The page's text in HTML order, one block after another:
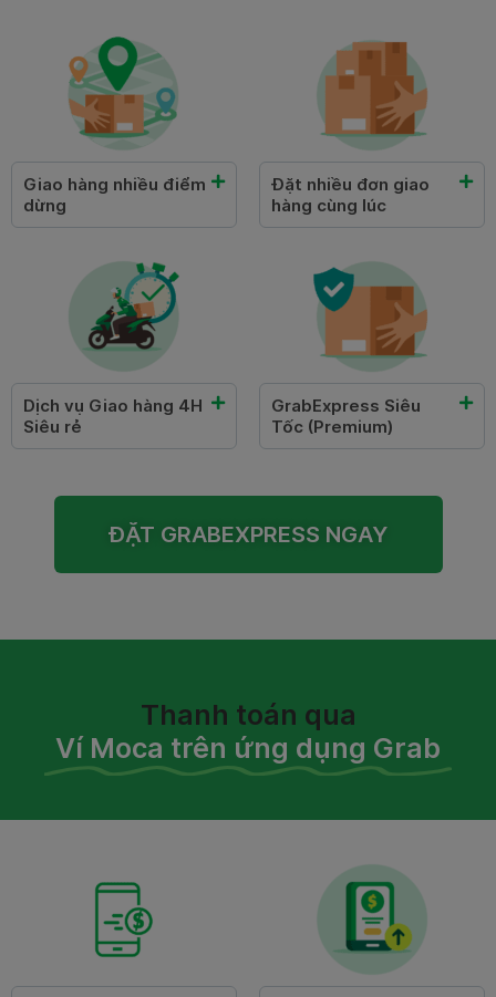
Giao hàng nhiều điểm
dừng
Đặt nhiều đơn giao
hàng cùng lúc
Dịch vụ Giao hàng 4H
Siêu rẻ
GrabExpress Siêu
Tốc (Premium)
ĐẶT GRABEXPRESS NGAY
Thanh toán qua
Ví Moca trên ứng dụng Grab